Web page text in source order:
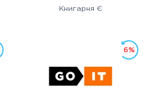
Книгарня Є
6%